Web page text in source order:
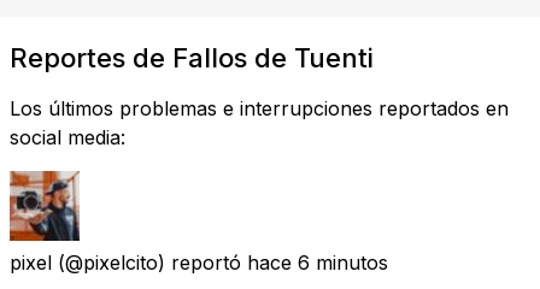
Reportes de Fallos de Tuenti
Los últimos problemas e interrupciones reportados en
social media:
pixel (@pixelcito) reportó hace 6 minutos